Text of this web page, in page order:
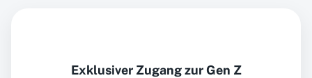
Exklusiver Zugang zur Gen Z